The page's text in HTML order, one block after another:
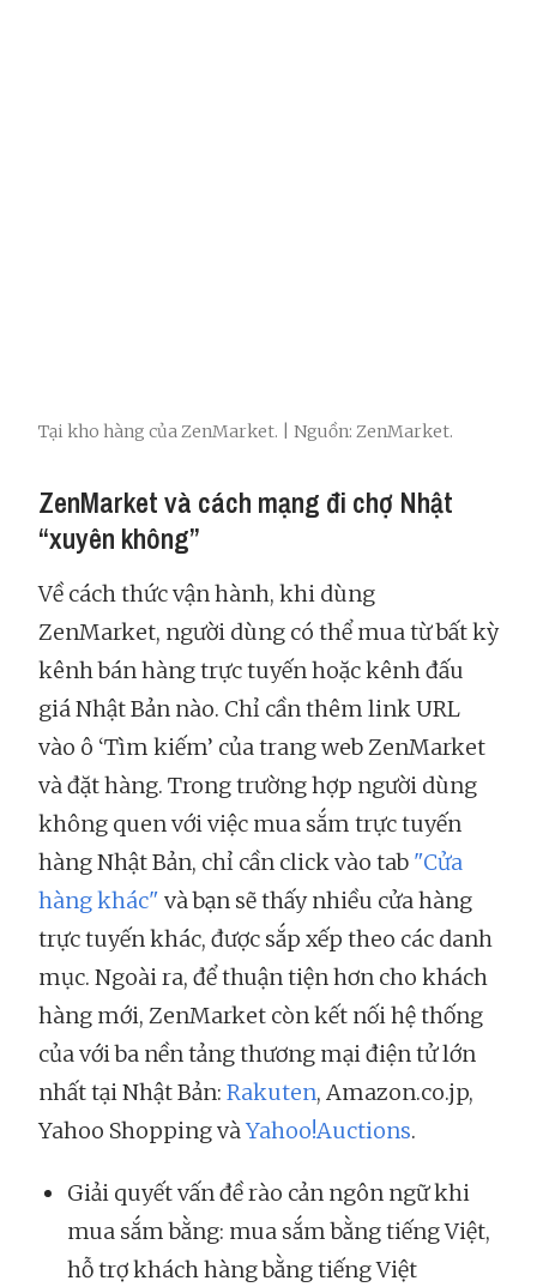
Tại kho hàng của ZenMarket. | Nguồn: ZenMarket.
ZenMarket và cách mạng đi chợ Nhật
“xuyên không”
Về cách thức vận hành, khi dùng
ZenMarket, người dùng có thể mua từ bất kỳ
kênh bán hàng trực tuyến hoặc kênh đấu
giá Nhật Bản nào. Chỉ cần thêm link URL
vào ô ‘Tìm kiếm’ của trang web ZenMarket
và đặt hàng. Trong trường hợp người dùng
không quen với việc mua sắm trực tuyến
hàng Nhật Bản, chỉ cần click vào tab "Cửa
hàng khác" và bạn sẽ thấy nhiều cửa hàng
trực tuyến khác, được sắp xếp theo các danh
mục. Ngoài ra, để thuận tiện hơn cho khách
hàng mới, ZenMarket còn kết nối hệ thống
của với ba nền tảng thương mại điện tử lớn
nhất tại Nhật Bản: Rakuten, Amazon.co.jp,
Yahoo Shopping vàYahoo!Auctions.
Giải quyết vấn đề rào cản ngôn ngữ khi
mua sắm bằng: mua sắm bằng tiếng Việt,
hỗ trợ khách hàng bằng tiếng Việt